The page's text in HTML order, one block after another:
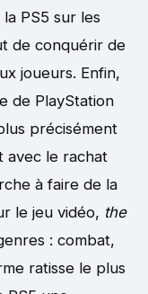
PS5 sur les
de conquérir de
joueurs. Enfin,
de PlayStation
précisément
avec le rachat
à faire de la
le jeu vidéo, the
: combat,
ratisse le plus